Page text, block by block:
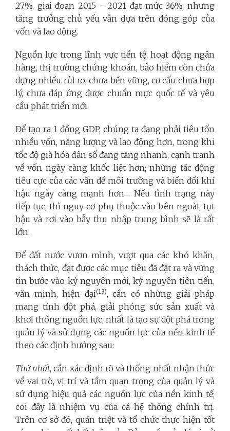
27%, giai đoạn 2015 - 2021 đạt mức 36%, nhưng
tăng trưởng chủ yếu vẫn dựa trên đóng góp của
vốn và lao động.
Nguồn lực trong lĩnh vực tiền tệ, hoạt động ngân
hàng, thị trường chứng khoán, bảo hiểm còn chứa
đựng nhiều rủi ro, chưa bền vững, cơ cấu chưa hợp
lý, chưa đáp ứng được chuẩn mực quốc tế và yêu
cầu phát triển mới.
Để tạo ra 1 đồng GDP, chúng ta đang phải tiêu tốn
nhiều vốn, năng lượng và lao động hơn, trong khi
tốc độ già hóa dân số đang tăng nhanh, cạnh tranh
về vốn ngày càng khốc liệt hơn; những tác động
tiêu cực của các vấn đề môi trường và biến đổi khí
hậu ngày càng mạnh hơn… Nếu tình trạng này
tiếp tục, thì nguy cơ phụ thuộc vào bên ngoài, tụt
hậu và rơi vào bẫy thu nhập trung bình sẽ là rất
lớn.
Để đất nước vươn mình, vượt qua các khó khăn,
thách thức, đạt được các mục tiêu đã đặt ra và vững
tin bước vào kỷ nguyên mới, kỷ nguyên tiên tiến,
văn minh, hiện đại(13), cần có những giải pháp
mang tính đột phá, giải phóng sức sản xuất và
khơi thông nguồn lực, nhất là tạo sự đột phá trong
quản lý và sử dụng các nguồn lực của nền kinh tế
theo các định hướng sau:
Thứ nhất, cần xác định rõ và thống nhất nhận thức
về vai trò, vị trí và tầm quan trọng của quản lý và
sử dụng hiệu quả các nguồn lực của nền kinh tế;
coi đây là nhiệm vụ của cả hệ thống chính trị.
Trên cơ sở đó, quán triệt và tổ chức thực hiện tốt